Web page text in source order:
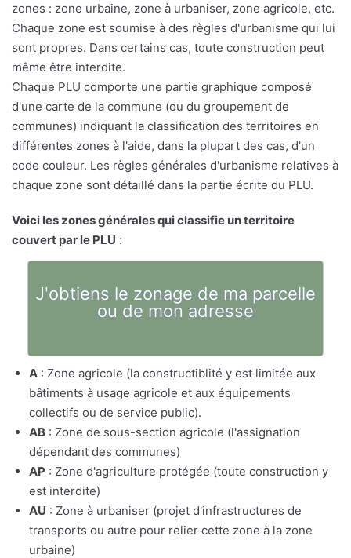
zones : zone urbaine, zone à urbaniser, zone agricole, etc.
Chaque zone est soumise à des règles d'urbanisme qui lui
sont propres. Dans certains cas, toute construction peut
même être interdite.
Chaque PLU comporte une partie graphique composé
d'une carte de la commune (ou du groupement de
communes) indiquant la classification des territoires en
différentes zones à l'aide, dans la plupart des cas, d'un
code couleur. Les règles générales d'urbanisme relatives à
chaque zone sont détaillé dans la partie écrite du PLU.
Voici les zones générales qui classifie un territoire
couvert par le PLU :
J'obtiens le zonage de ma parcelle
ou de mon adresse
A : Zone agricole (la constructiblité y est limitée aux
bâtiments à usage agricole et aux équipements
collectifs ou de service public).
AB : Zone de sous-section agricole (l'assignation
dépendant des communes)
AP : Zone d'agriculture protégée (toute construction y
est interdite)
AU : Zone à urbaniser (projet d'infrastructures de
transports ou autre pour relier cette zone à la zone
urbaine)